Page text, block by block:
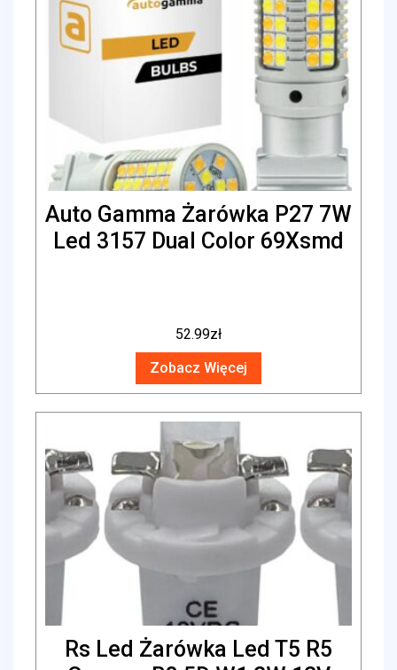
Auto Gamma Żarówka P27 7W
Led 3157 Dual Color 69Xsmd
52.99zł
Zobacz Więcej
Rs Led Żarówka Led T5 R5